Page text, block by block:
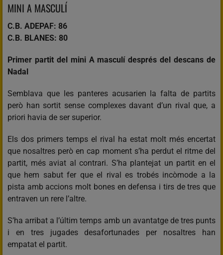
MINI A MASCULÍ
C.B. ADEPAF: 86
C.B. BLANES: 80
Primer partit del mini A masculí després del descans de
Nadal
Semblava que les panteres acusarien la falta de partits
però han sortit sense complexes davant d’un rival que, a
priori havia de ser superior.
Els dos primers temps el rival ha estat molt més encertat
que nosaltres però en cap moment s’ha perdut el ritme del
partit, més aviat al contrari. S’ha plantejat un partit en el
que hem sabut fer que el rival es trobés incòmode a la
pista amb accions molt bones en defensa i tirs de tres que
entraven un rere l’altre.
S’ha arribat a l’últim temps amb un avantatge de tres punts
i en tres jugades desafortunades per nosaltres han
empatat el partit.